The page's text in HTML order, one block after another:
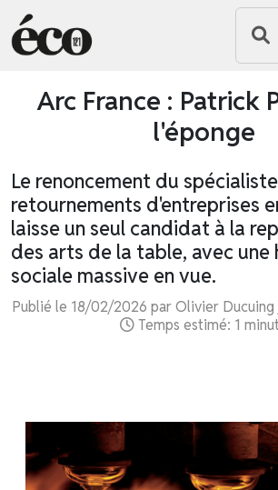
Arc France : Patrick
l'éponge
Le renoncement du
retournements d'entreprises
laisse un seul candidat à la
des arts de la table, avec une
sociale massive en vue.
Publié le 18/02/2026 par Olivier
Temps estimé: 1